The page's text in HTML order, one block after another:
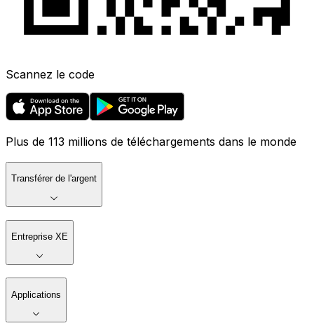
Scannez le code
Plus de 113 millions de téléchargements dans le monde
Transférer de l'argent
Entreprise XE
Applications